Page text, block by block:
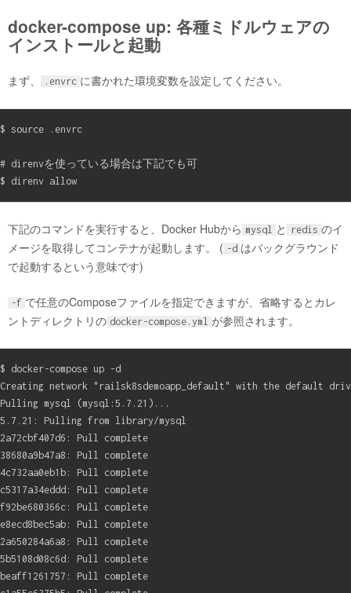
docker-compose up: 各種ミドルウェアの
インストールと起動
まず、 .envrc に書かれた環境変数を設定してください。
$ source .envrc
# direnvを使っている場合は下記でも可
下記のコマンドを実行すると、Docker Hubから mysql と redis のイ
メージを取得してコンテナが起動します。 ( -d はバックグラウンド
で起動するという意味です)
-f で任意のComposeファイルを指定できますが、省略するとカレ
ントディレクトリの docker-compose.yml が参照されます。
$ docker-compose up -d
Creating network "railsk8sdemoapp_default" with the default
Pulling mysql (mysql:5.7.21)...
5.7.21: Pulling from library/mysql
2a72cbf407d6: Pull complete
38680a9b47a8: Pull complete
4c732aa0eb1b: Pull complete
c5317a34eddd: Pull complete
f92be680366c: Pull complete
e8ecd8bec5ab: Pull complete
2a650284a6a8: Pull complete
5b5108d08c6d: Pull complete
beaff1261757: Pull complete